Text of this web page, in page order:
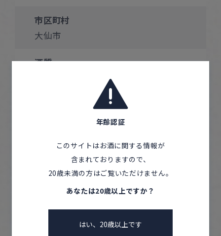
市区町村
大仙市
酒質
精米歩合
アルコール度数
年齢認証
このサイトはお酒に関する情報が
含まれておりますので、
20歳未満の方はご覧いただけません。
あなたは20歳以上ですか？
はい、20歳以上です